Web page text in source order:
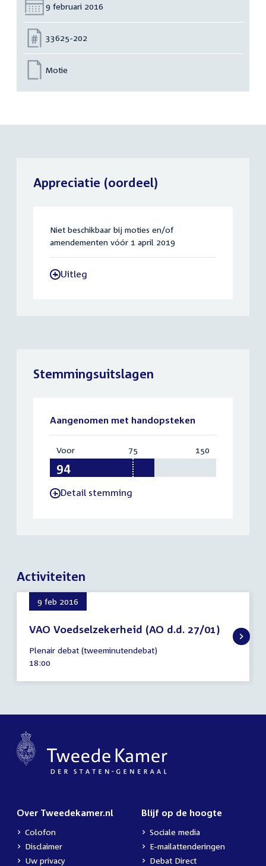
Datum:
9 februari 2016
Nummer:
33625-202
Motie
Appreciatie (oordeel)
Niet beschikbaar bij moties en/of
amendementen vóór 1 april 2019
-Uitleg
Stemmingsuitslagen
Aangenomen met handopsteken
Voor:
75 150
-Detail stemming
Activiteiten
9 feb 2016
VAO Voedselzekerheid (AO d.d. 27/01)
februari
2016
Plenair debat (tweeminutendebat)
Tijd
18:00
Over Tweedekamer.nl
Colofon
Disclaimer
Uw privacy
Blijf op de hoogte
Sociale media
E-mailattenderingen
Debat Direct